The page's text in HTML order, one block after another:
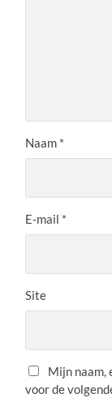
Naam *
E-mail *
Site
Mijn naam,
voor de